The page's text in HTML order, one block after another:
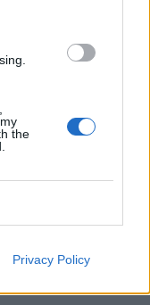
the
Privacy Policy
20:58